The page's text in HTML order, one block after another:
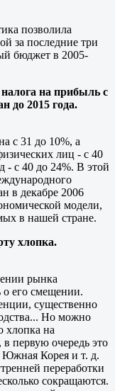
позволила
за последние три
бюджет в 2005-
на прибыль с
до 2015 года.
с 31 до 10%, а
лиц - с 40
- с 40 до 24%. В этой
в декабре 2006
модели,
в нашей стране.
хлопка.
рынка
о его смещении.
существенно
Но можно
хлопка на
первую очередь это
Корея и т. д.
переработки
сокращаются.